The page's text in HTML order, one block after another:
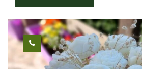
תקציר על אזור הטיול: המסלול עובר בפינות
הסינגל משולט בשטח באמצעות עמודי
עם רוכב אופניים במרכזו. תקציר
בדרך העפר המקבילה לכביש הכניסה לבארי
לכיוון כביש 232, נחצה וניכנס לדרך מצד ימין, לאחר 200 מ' בפיצול נמשיך
סינגל בלווה בעליות, ירידות ומגלשות